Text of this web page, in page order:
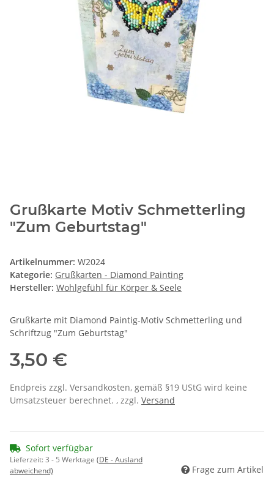
Grußkarte Motiv Schmetterling
"Zum Geburtstag"
Artikelnummer: W2024
Kategorie: Grußkarten - Diamond Painting
Hersteller: Wohlgefühl für Körper & Seele
Grußkarte mit Diamond Paintig-Motiv Schmetterling und
Schriftzug "Zum Geburtstag"
3,50 €
Endpreis zzgl. Versandkosten, gemäß §19 UStG wird keine
Umsatzsteuer berechnet. , zzgl. Versand
Sofort verfügbar
Lieferzeit:3 - 5 Werktage (DE - Ausland
abweichend)
Frage zum Artikel